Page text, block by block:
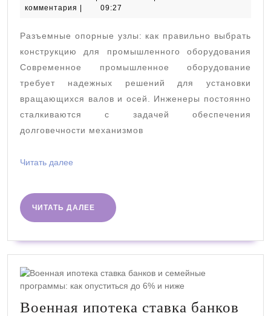
как
правильно
выбрать
конструкцию
для
промышленного
оборудования
июля
комментария
09:27
Разъемные опорные узлы: как правильно выбрать
конструкцию для промышленного оборудования
Современное промышленное оборудование
требует надежных решений для установки
вращающихся валов и осей. Инженеры постоянно
сталкиваются с задачей обеспечения
долговечности механизмов
Читать далее
ЧИТАТЬ ДАЛЕЕ
ЧИТАТЬ
ДАЛЕЕ
Военная ипотека ставка банков